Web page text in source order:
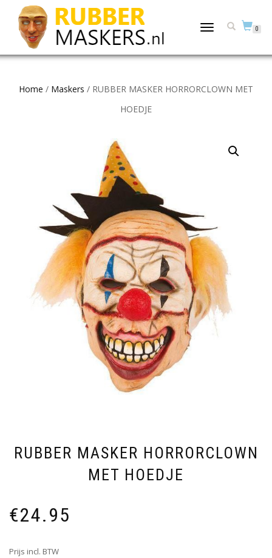
TOGGLE
0
Home / Maskers / RUBBER MASKER HORRORCLOWN MET
HOEDJE
RUBBER MASKER HORRORCLOWN
MET HOEDJE
€24.95
Prijs incl. BTW